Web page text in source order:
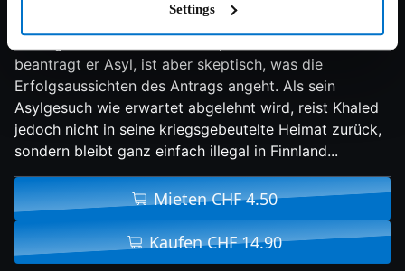
Settings
Der junge Syrer Khaled immigriert als blinder
Passagier in die finnische Hauptstadt Helsinki. Dort
beantragt er Asyl, ist aber skeptisch, was die
Erfolgsaussichten des Antrags angeht. Als sein
Asylgesuch wie erwartet abgelehnt wird, reist Khaled
jedoch nicht in seine kriegsgebeutelte Heimat zurück,
sondern bleibt ganz einfach illegal in Finnland...
Mieten CHF 4.50
Kaufen CHF 14.90